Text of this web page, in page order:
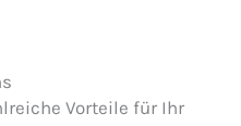
Vorteile für Ihr